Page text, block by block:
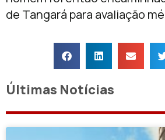
de Tangará para avaliação
Últimas Notícias